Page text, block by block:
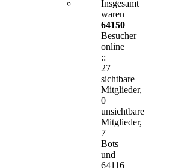
Insgesamt
waren
64150
Besucher
online
::
27
sichtbare
Mitglieder,
0
unsichtbare
Mitglieder,
7
Bots
und
64116